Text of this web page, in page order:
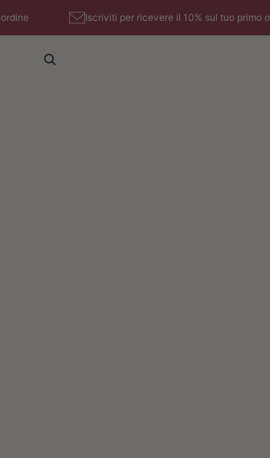
Iscriviti per ricevere il 10% sul tuo primo ordine